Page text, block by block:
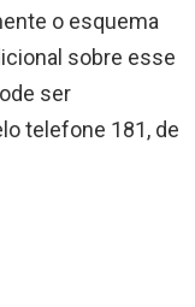
o esquema
sobre esse
ser
telefone 181, de